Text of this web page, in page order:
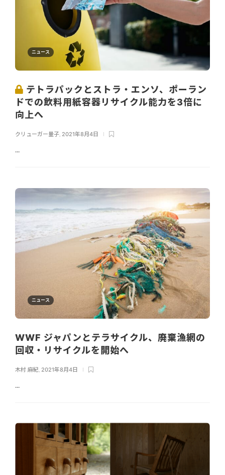
ニュース
テトラパックとストラ・エンソ、ポーラン
ドでの飲料用紙容器リサイクル能力を3倍に
向上へ
クリューガー量子, 2021年8月4日
...
ニュース
WWF ジャパンとテラサイクル、廃棄漁網の
回収・リサイクルを開始へ
木村 麻紀 2021年8月4日
...